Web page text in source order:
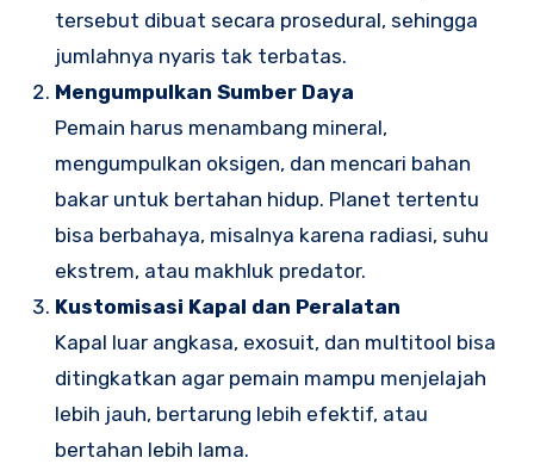
tersebut dibuat secara prosedural, sehingga
jumlahnya nyaris tak terbatas.
Mengumpulkan Sumber Daya
Pemain harus menambang mineral,
mengumpulkan oksigen, dan mencari bahan
bakar untuk bertahan hidup. Planet tertentu
bisa berbahaya, misalnya karena radiasi, suhu
ekstrem, atau makhluk predator.
Kustomisasi Kapal dan Peralatan
Kapal luar angkasa, exosuit, dan multitool bisa
ditingkatkan agar pemain mampu menjelajah
lebih jauh, bertarung lebih efektif, atau
bertahan lebih lama.